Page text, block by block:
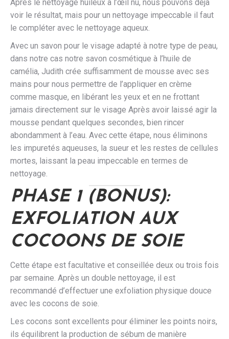
Après le nettoyage huileux à l’œil nu, nous pouvons déjà
voir le résultat, mais pour un nettoyage impeccable il faut
le compléter avec le nettoyage aqueux.
Avec un savon pour le visage adapté à notre type de peau,
dans notre cas notre savon cosmétique à l’huile de
camélia, Judith crée suffisamment de mousse avec ses
mains pour nous permettre de l’appliquer en crème
comme masque, en libérant les yeux et en ne frottant
jamais directement sur le visage Après avoir laissé agir la
mousse pendant quelques secondes, bien rincer
abondamment à l’eau. Avec cette étape, nous éliminons
les impuretés aqueuses, la sueur et les restes de cellules
mortes, laissant la peau impeccable en termes de
nettoyage.
PHASE 1 (BONUS):
EXFOLIATION AUX
COCOONS DE SOIE
Cette étape est facultative et conseillée deux ou trois fois
par semaine. Après un double nettoyage, il est
recommandé d’effectuer une exfoliation physique douce
avec les cocons de soie.
Les cocons sont excellents pour éliminer les points noirs,
ils équilibrent la production de sébum de manière